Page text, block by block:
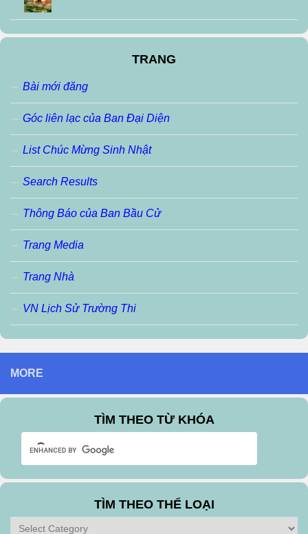
TRANG
Bài mới đăng
Góc liên lạc của Ban Đại Diện
List Chúc Mừng Sinh Nhật
Search Results
Thông Báo của Ban Bầu Cử
Trang Media
Trang Nhà
VN Lịch Sử Trường Thi
MORE
TÌM THEO TỪ KHÓA
TÌM THEO THỂ LOẠI
Tìm